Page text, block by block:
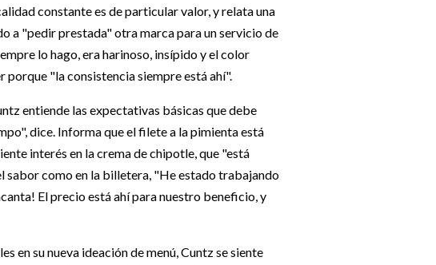
constante es de particular valor, y relata una
a "pedir prestada" otra marca para un servicio de
lo hago, era harinoso, insípido y el color
porque "la consistencia siempre está ahí".
entiende las expectativas básicas que debe
dice. Informa que el filete a la pimienta está
interés en la crema de chipotle, que "está
sabor como en la billetera, "He estado trabajando
El precio está ahí para nuestro beneficio, y
en su nueva ideación de menú, Cuntz se siente